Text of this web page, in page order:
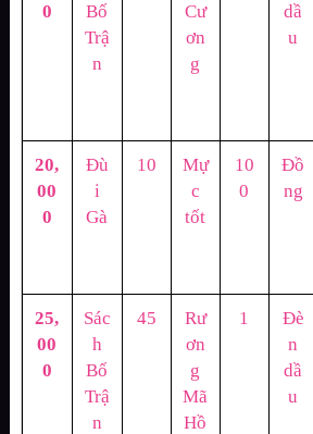
0
Bố
Trậ
n
Cư
ơn
g
dầ
u
20,
00
0
Đù
i
Gà
10
Mự
c
tốt
10
0
Đồ
ng
25,
00
0
Sác
h
Bố
Trậ
n
45
Rư
ơn
g
Mã
Hồ
1
Đè
n
dầ
u